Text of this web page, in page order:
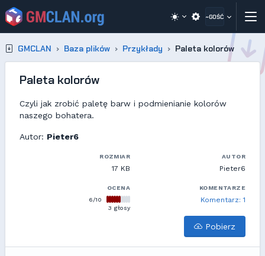
~GOŚĆ
GMCLAN Baza plików Przykłady Paleta kolorów
Paleta kolorów
Czyli jak zrobić paletę barw i podmienianie kolorów
naszego bohatera.
Autor: Pieter6
ROZMIAR
17 KB
AUTOR
Pieter6
OCENA
6/10
3 głosy
KOMENTARZE
Komentarz: 1
Pobierz